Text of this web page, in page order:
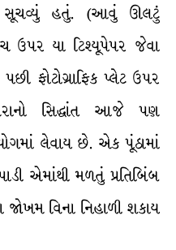
સૂચવ્યું હતું. (આવું ઊલટું
ઉપર યા ટિશ્યૂપેપર જેવા
ફોટોગ્રાફિક પ્લેટ ઉપર
સિદ્ધાંત આજે પણ
લેવાય છે. એક પૂંઠામાં
એમાંથી મળતું પ્રતિબિંબ
જોખમ વિના નિહાળી શકાય